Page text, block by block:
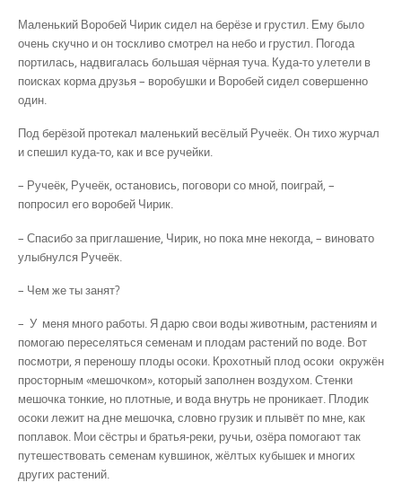
Маленький Воробей Чирик сидел на берёзе и грустил. Ему было
очень скучно и он тоскливо смотрел на небо и грустил. Погода
портилась, надвигалась большая чёрная туча. Куда-то улетели в
поисках корма друзья – воробушки и Воробей сидел совершенно
один.
Под берёзой протекал маленький весёлый Ручеёк. Он тихо журчал
и спешил куда-то, как и все ручейки.
– Ручеёк, Ручеёк, остановись, поговори со мной, поиграй, –
попросил его воробей Чирик.
– Спасибо за приглашение, Чирик, но пока мне некогда, – виновато
улыбнулся Ру­чеёк.
– Чем же ты занят?
– У меня много работы. Я дарю свои воды животным, растениям и
помогаю переселяться семенам и плодам растений по воде. Вот
посмотри, я переношу плоды осоки. Крохотный плод осоки окружён
просторным «мешочком», который заполнен воздухом. Стенки
мешочка тонкие, но плот­ные, и вода внутрь не прони­кает. Плодик
осоки лежит на дне мешочка, словно грузик и плывёт по мне, как
поплавок. Мои сёстры и братья-реки, ручьи, озёра помогают так
путешество­вать семе­нам кувшинок, жёлтых кубышек и многих
других растений.